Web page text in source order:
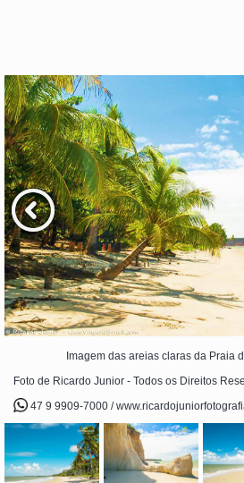
Imagem das areias claras da Praia
Foto de Ricardo Junior - Todos os Direitos
47 9 9909-7000 /